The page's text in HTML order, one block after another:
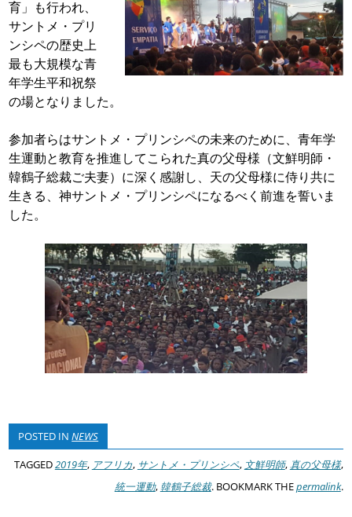
育」も行われ、
サントメ・プリ
ンシペの歴史上
最も大規模な青
年学生平和祝祭
の場となりました。
参加者らはサントメ・プリンシペの未来のために、青年学
生運動と教育を推進してこられた真の父母様（文鮮明師・
韓鶴子総裁ご夫妻）に深く感謝し、天の父母様に侍り共に
生きる、神サントメ・プリンシペになるべく前進を誓いま
した。
POSTED INNEWS
TAGGED2019年, アフリカ, サントメ・プリンシペ, 文鮮明師,真の父母様,
統一運動,韓鶴子総裁. BOOKMARK THEpermalink.